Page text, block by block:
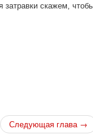
затравки скажем,
Следующая глава →